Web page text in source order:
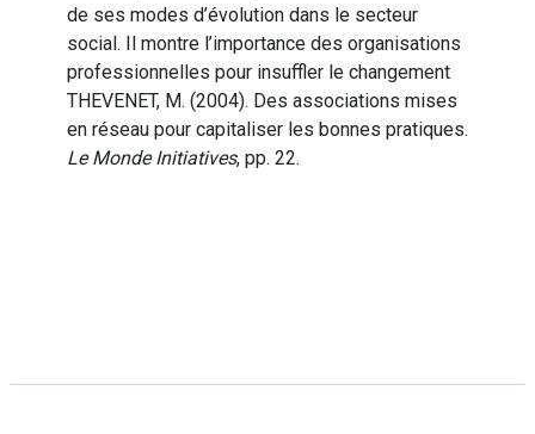
de ses modes d’évolution dans le secteur
social. Il montre l’importance des organisations
professionnelles pour insuffler le changement
THEVENET, M. (2004). Des associations mises
en réseau pour capitaliser les bonnes pratiques.
Le Monde Initiatives, pp. 22.